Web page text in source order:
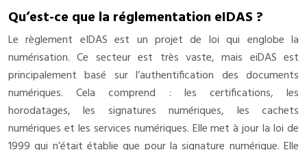
Qu’est-ce que la réglementation eIDAS ?
Le règlement eIDAS est un projet de loi qui englobe la
numérisation. Ce secteur est très vaste, mais eiDAS est
principalement basé sur l’authentification des documents
numériques. Cela comprend : les certifications, les
horodatages, les signatures numériques, les cachets
numériques et les services numériques. Elle met à jour la loi de